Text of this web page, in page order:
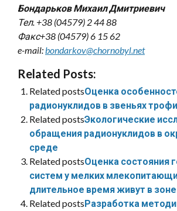
Бондарьков Михаил Дмитриевич
Тел. +38 (04579) 2 44 88
Факс+38 (04579) 6 15 62
e-mail:bondarkov@chornobyl.net
Related Posts:
Related postsОценка
радионуклидов в звеньях
Related postsЭкологические
обращения радионуклидов в
среде
Related postsОценка состояния
систем у мелких
длительное время живут в
Related postsРазработка